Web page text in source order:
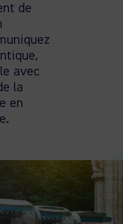
de
avec
la
en